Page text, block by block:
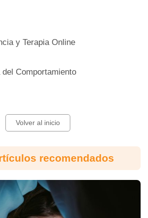
y Terapia Online
del Comportamiento
Volver al inicio
recomendados